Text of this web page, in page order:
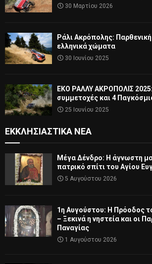
30 Μαρτίου 2026
Ράλι Ακρόπολης:
ελληνικά χώματα
30 Ιουνίου 2025
ΕΚΟ ΡΑΛΛΥ ΑΚΡΟΠΟΛΙΣ
συμμετοχές και 4
25 Ιουνίου 2025
ΕΚΚΛΗΣΙΑΣΤΙΚΆ ΝΈΑ
Μέγα Δένδρο: Η άγνωστη
πατρικό σπίτι του Αγίου
5 Αυγούστου 2026
1η Αυγούστου: Η Πρόοδος
– Ξεκινά η νηστεία και οι
Παναγίας
1 Αυγούστου 2026